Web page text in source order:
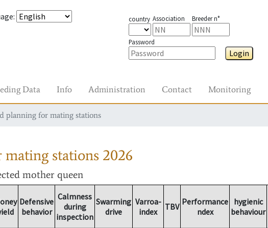
: country Association Breeder n°
Password
Login
Data Info Administration Contact Monitoring
planning for mating stations
stations 2026
mother queen
Defensive
behavior
Calmness
during
inspection
Swarming
drive
Varroa-
index
TBV Performance
ndex
hygienic
behaviour